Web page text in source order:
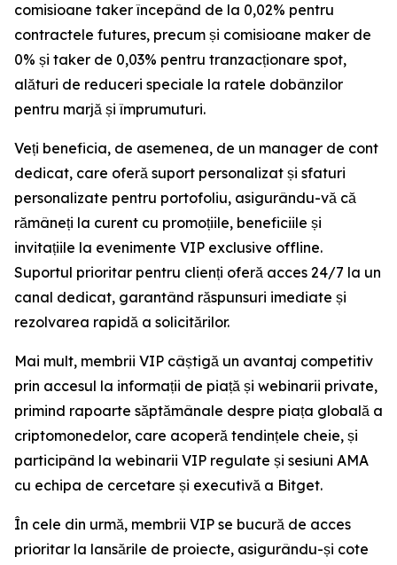
comisioane taker începând de la 0,02% pentru
contractele futures, precum și comisioane maker de
0% și taker de 0,03% pentru tranzacționare spot,
alături de reduceri speciale la ratele dobânzilor
pentru marjă și împrumuturi.
Veți beneficia, de asemenea, de un manager de cont
dedicat, care oferă suport personalizat și sfaturi
personalizate pentru portofoliu, asigurându-vă că
rămâneți la curent cu promoțiile, beneficiile și
invitațiile la evenimente VIP exclusive offline.
Suportul prioritar pentru clienți oferă acces 24/7 la un
canal dedicat, garantând răspunsuri imediate și
rezolvarea rapidă a solicitărilor.
Mai mult, membrii VIP câștigă un avantaj competitiv
prin accesul la informații de piață și webinarii private,
primind rapoarte săptămânale despre piața globală a
criptomonedelor, care acoperă tendințele cheie, și
participând la webinarii VIP regulate și sesiuni AMA
cu echipa de cercetare și executivă a Bitget.
În cele din urmă, membrii VIP se bucură de acces
prioritar la lansările de proiecte, asigurându-și cote